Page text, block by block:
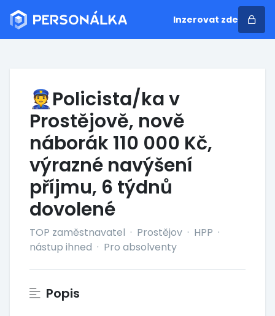
Inzerovat zde
👮Policista/ka v
Prostějově, nově
náborák 110 000 Kč,
výrazné navýšení
příjmu, 6 týdnů
dovolené
TOP zaměstnavatel · Prostějov · HPP ·
nástup ihned · Pro absolventy
Popis